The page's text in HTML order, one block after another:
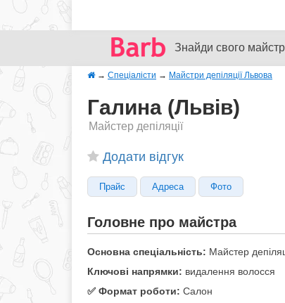
Знайди свого
→ Спеціалісти → Майстри депіляції Львова
Галина (Львів)
Майстер депіляції
Додати відгук
Прайс Адреса Фото
Головне про майстра
Основна спеціальність: Майстер
Ключові напрямки: видалення волосся
✅️ Формат роботи: Салон